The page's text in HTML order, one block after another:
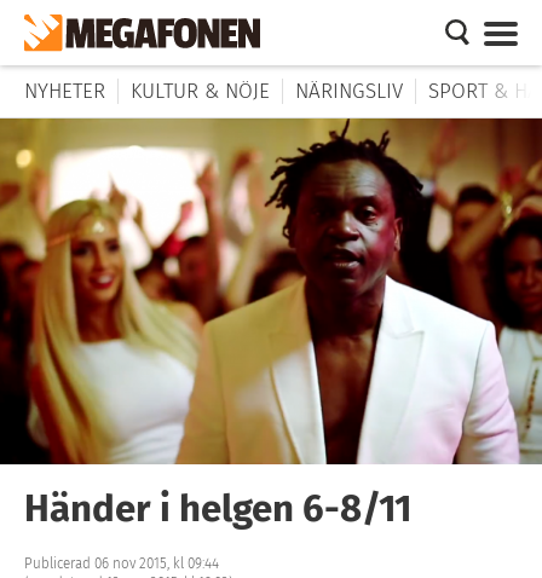
NYHETER KULTUR & NÖJE NÄRINGSLIV SPORT &
Händer i helgen 6-8/11
Publicerad 06 nov 2015, kl 09:44